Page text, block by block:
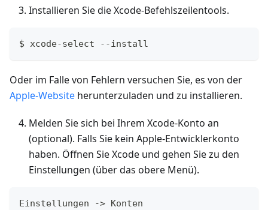
Installieren Sie die Xcode‑Befehlszeilentools.
$ xcode-select --install
Oder im Falle von Fehlern versuchen Sie, es von der
Apple‑Website herunterzuladen und zu installieren.
Melden Sie sich bei Ihrem Xcode‑Konto an
(optional). Falls Sie kein Apple‑Entwicklerkonto
haben. Öffnen Sie Xcode und gehen Sie zu den
Einstellungen (über das obere Menü).
Einstellungen -> Konten